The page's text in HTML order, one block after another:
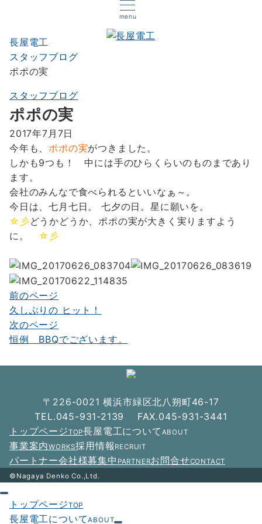
menu
長屋電工
スタッフブログ
ポポの実
スタッフブログ
ポポの実
2017年7月7日
今年も、ポポの実がつきました。
しかも9つも！ 中には手のひらくらいのものまであり
ます。
会社のみんなで食べられるといいなぁ～。
今日は、七月七日。 七夕の日。星に願いを。
☆彡 どうかどうか、ポポの実が大きく実りますよう
に。 ☆彡
投
稿
ナ
ョ
ン
前のページ
久しぶりの ヒット！
次のページ
恒例 BBQでございます。
〒226-0021 横浜市緑区北八朔町46-17
TEL.045-931-2139 FAX.045-931-3441
トップページTOP長屋電工について ABOUT
事業案内WORKS採用情報 RECRUIT
パートナー会社様募集中 PARTNERお問合せCONTACT
©Nagaya Denko Co.,Ltd.
トップページTOP
長屋電工についてABOUT